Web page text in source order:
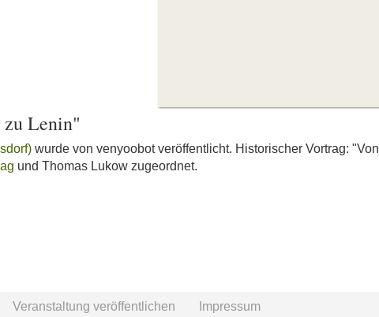
Lenin"
wurde von venyoobot veröffentlicht. Historischer Vortrag: "Von
und Thomas Lukow zugeordnet.
Veranstaltung veröffentlichen Impressum